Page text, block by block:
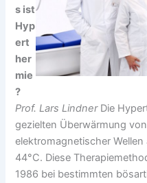
s ist
Hyp
ert
her
mie
?
Prof. Lars LindnerDie
gezielten Überwärmung
elektromagnetischer
44°C. Diese
1986 bei bestimmten